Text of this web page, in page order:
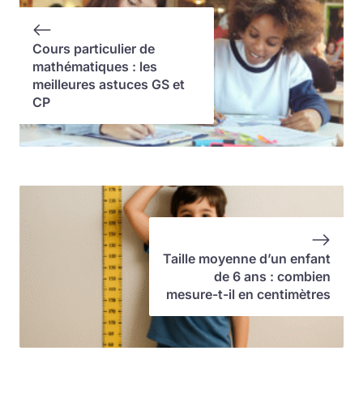
Cours particulier de
mathématiques : les
meilleures astuces GS et
CP
Taille moyenne d’un enfant
de 6 ans : combien
mesure-t-il en centimètres